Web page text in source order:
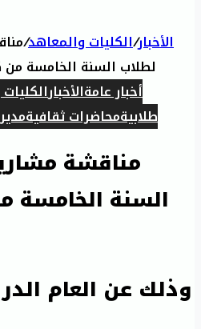
الأخبار/الكليات والمعاهد/
لطلاب السنة الخامسة من
أخبار عامةالأخبار
طلابيةمحاضرات ثقافية
مناقشة
السنة الخامسة
وذلك عن العام الدراسي